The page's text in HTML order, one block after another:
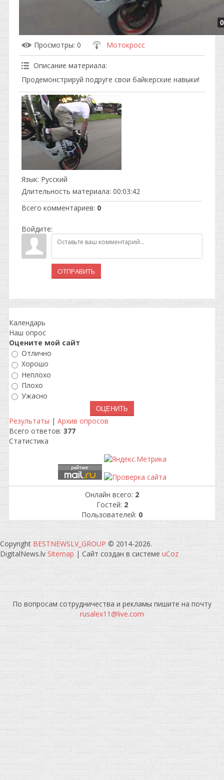
Просмотры: 0 Мотокросс
Описание материала:
Продемонстрируй подруге свои байкерские навыки!
Язык: Русский
Длительность материала: 00:03:42
Всего комментариев: 0
Войдите:
ОТПРАВИТЬ
Календарь
Наш опрос
Оцените мой сайт
Отлично
Хорошо
Неплохо
Плохо
Ужасно
Результаты | Архив опросов
Всего ответов: 377
Статистика
Онлайн всего: 2
Гостей: 2
Пользователей: 0
Copyright BESTNEWSLV_GROUP © 2014-2026.
DigitalNews.lv Sitemap | Сайт создан в системе uCoz
По вопросам сотрудничества и рекламы пишите на почту
rusalex11@live.com